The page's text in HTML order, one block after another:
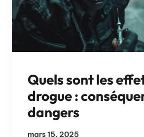
Quels sont les
drogue :
dangers
mars 15, 2025